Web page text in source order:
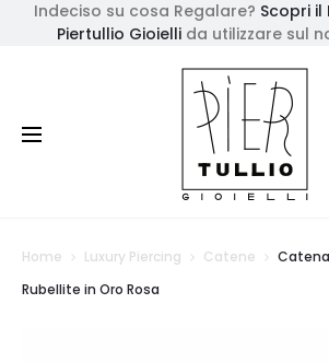
Indeciso su cosa Regalare? Scopri il
Piertullio Gioiellida utilizzare sul
Home Luxury Piercing Catene
Rubellite in Oro Rosa